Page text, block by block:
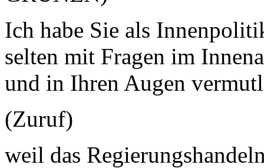
Ich habe Sie als
selten mit Fragen im
und in Ihren Augen
(Zuruf)
weil das